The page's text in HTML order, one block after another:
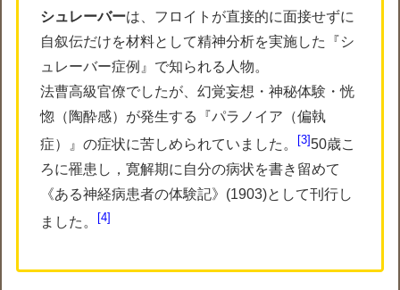
シュレーバーは、フロイトが直接的に面接せずに
自叙伝だけを材料として精神分析を実施した『シ
ュレーバー症例』で知られる人物。
法曹高級官僚でしたが、幻覚妄想・神秘体験・恍
惚（陶酔感）が発生する『パラノイア（偏執
症）』の症状に苦しめられていました。
3 50歳こ
ろに罹患し，寛解期に自分の病状を書き留めて
《ある神経病患者の体験記》(1903)として刊行し
ました。
4